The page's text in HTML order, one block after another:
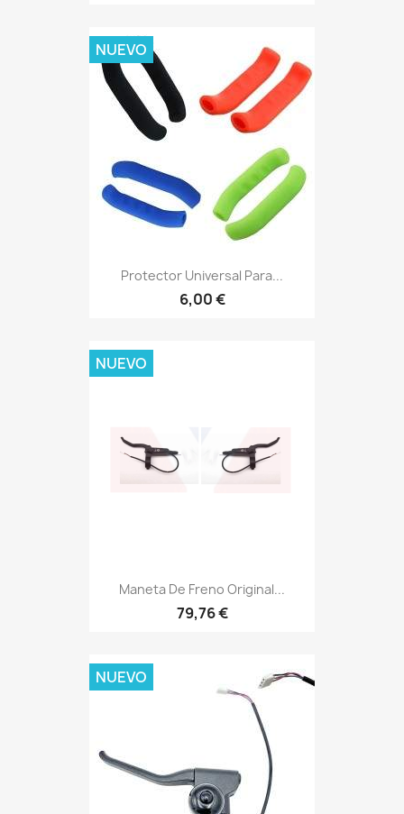
Protector Universal Para...
6,00 €
NUEVO
Maneta De Freno Original...
79,76 €
NUEVO
NUEVO